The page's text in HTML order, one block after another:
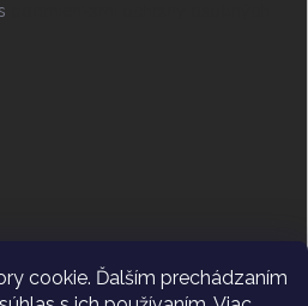
cookie. Ďalším prechádzaním